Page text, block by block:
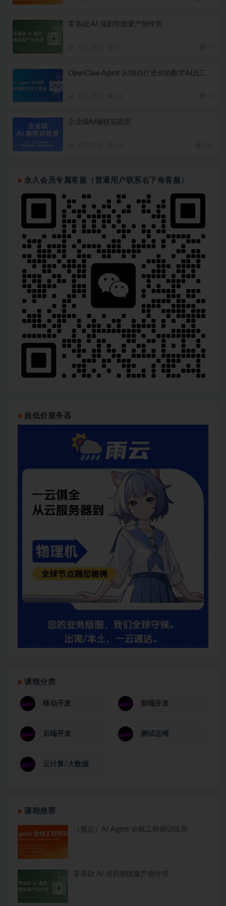
零基础 AI 漫剧智能量产创作营
OpenClaw Agent 从0到1打造你的数字AI员工
企业级AI编程实战营
永久会员专属客服（普通用户联系右下角客服）
超低价服务器
课程分类
移动开发 前端开发
后端开发 测试运维
云计算/大数据
课程推荐
（预定）AI Agent 全栈工程师训练营
零基础 AI 漫剧智能量产创作营